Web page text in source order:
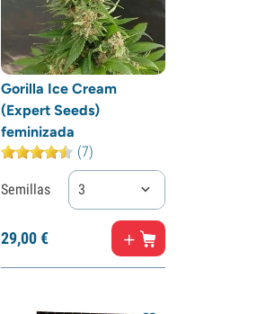
Gorilla Ice Cream
(Expert Seeds)
feminizada
(7)
Semillas 3
29,00€